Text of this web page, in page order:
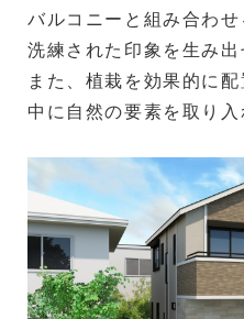
バルコニーと組み合わ
洗練された印象を生み出
また、植栽を効果的に
中に自然の要素を取り入